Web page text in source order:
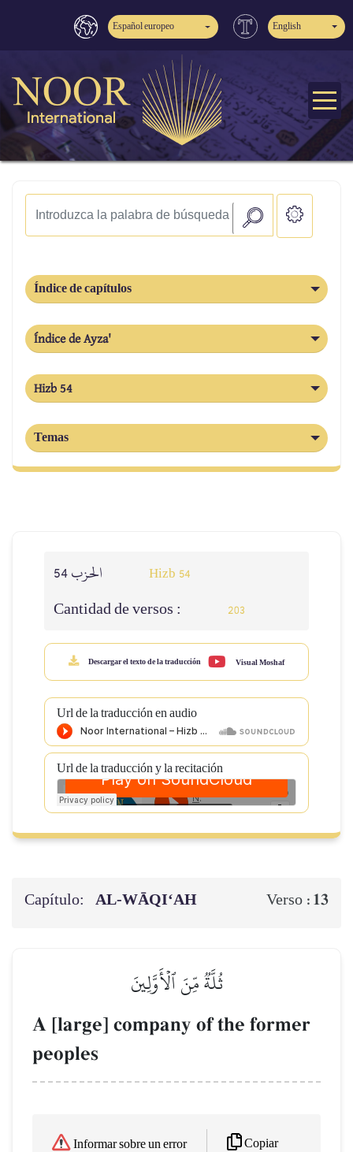
Español europeo English
Índice de capítulos
Índice de Ayza'
Hizb 54
Temas
Hizb 54
Cantidad de versos : 203
Descargar el texto de la traducción Visual Moshaf
Url de la traducción en audio
Url de la traducción y la recitación
Capítulo: AL‑WĀQI‘AH Verso : 13
ثُلَّةٞ مِّنَ ٱلۡأَوَّلِينَ
A [large] company of the former
peoples
Informar sobre un error Copiar